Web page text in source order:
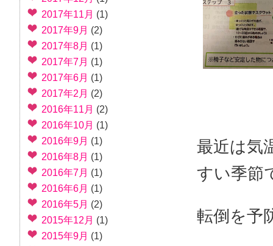
最近は気
すい季節
転倒を予
2017年11月 (1)
2017年9月 (2)
2017年8月 (1)
2017年7月 (1)
2017年6月 (1)
2017年2月 (2)
2016年11月 (2)
2016年10月 (1)
2016年9月 (1)
2016年8月 (1)
2016年7月 (1)
2016年6月 (1)
2016年5月 (2)
2015年12月 (1)
2015年9月 (1)